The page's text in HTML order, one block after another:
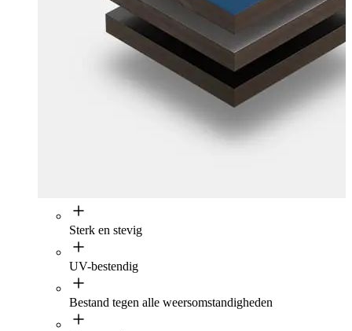
Sterk en stevig
UV-bestendig
Bestand tegen alle weersomstandigheden